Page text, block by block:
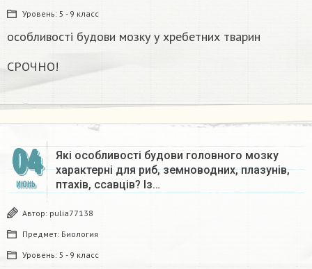
Уровень: 5 - 9 класс
особливості будови мозку у хребетних тварин
СРОЧНО!
04
ИЮНЬ
Які особливості будови головного мозку
характерні для риб, земноводних, плазунів,
птахів, ссавців? Із…
Автор: pulia77138
Предмет: Биология
Уровень: 5 - 9 класс